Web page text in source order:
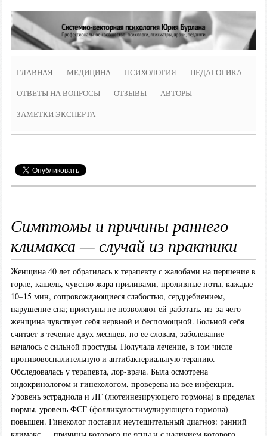
ГЛАВНАЯ МЕДИЦИНА ПСИХОЛОГИЯ ПЕДАГОГИКА
ОТВЕТЫ НА ВОПРОСЫ ОТЗЫВЫ АВТОРЫ
ЗАМЕТКИ ЭКСПЕРТА
Симптомы и причины раннего
климакса — случай из практики
Женщина 40 лет обратилась к терапевту с жалобами на першение в
горле, кашель, чувство жара приливами, проливные поты, каждые
10–15 мин, сопровождающиеся слабостью, сердцебиением,
нарушение сна; приступы не позволяют ей работать, из-за чего
женщина чувствует себя нервной и беспомощной. Больной себя
считает в течение двух месяцев, по ее словам, заболевание
началось с сильной простуды. Получала лечение, в том числе
противовоспалительную и антибактериальную терапию.
Обследовалась у терапевта, лор-врача. Была осмотрена
эндокринологом и гинекологом, проверена на все инфекции.
Уровень эстрадиола и ЛГ (лютеинезирующего гормона) в пределах
нормы, уровень ФСГ (фолликулостимулирующего гормона)
повышен. Гинеколог поставил неутешительный диагноз: ранний